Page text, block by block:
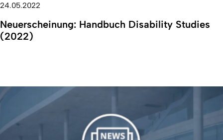
24.05.2022
Neuerscheinung: Handbuch Disability Studies
(2022)